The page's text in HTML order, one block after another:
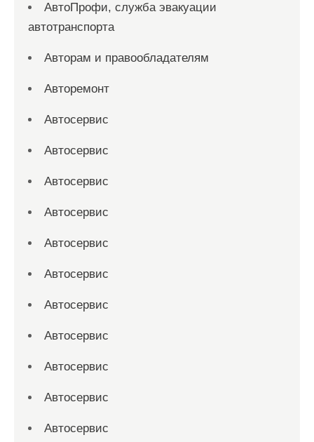
АвтоПрофи, служба эвакуации
автотранспорта
Авторам и правообладателям
Авторемонт
Автосервис
Автосервис
Автосервис
Автосервис
Автосервис
Автосервис
Автосервис
Автосервис
Автосервис
Автосервис
Автосервис